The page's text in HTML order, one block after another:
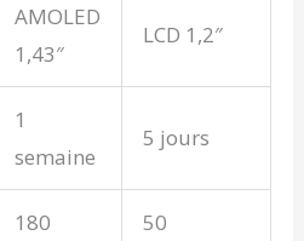
Compatible avec la
plupart des
connectée apporte une
multitude de
Organisez-vous avec un
AMOLED
1,43″
LCD 1,2″
1
semaine
5 jours
180 50